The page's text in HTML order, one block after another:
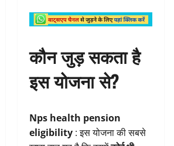
कौन जुड़ सकता है
इस योजना से?
Nps health pension
eligibility : इस योजना की सबसे